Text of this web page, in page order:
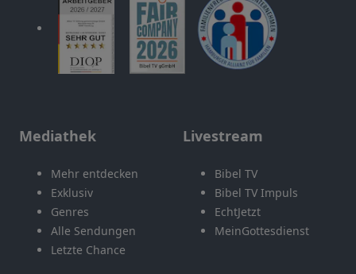
Mediathek
Mehr entdecken
Exklusiv
Genres
Alle Sendungen
Letzte Chance
Livestream
Bibel TV
Bibel TV Impuls
EchtJetzt
MeinGottesdienst